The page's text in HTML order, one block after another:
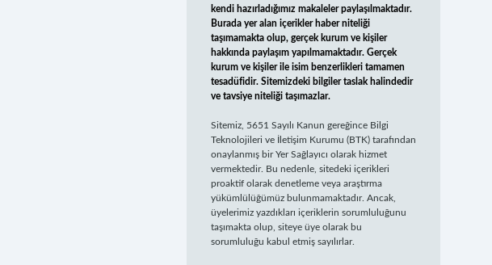
kendi hazırladığımız makaleler paylaşılmaktadır.
Burada yer alan içerikler haber niteliği
taşımamakta olup, gerçek kurum ve kişiler
hakkında paylaşım yapılmamaktadır. Gerçek
kurum ve kişiler ile isim benzerlikleri tamamen
tesadüfidir. Sitemizdeki bilgiler taslak halindedir
ve tavsiye niteliği taşımazlar.
Sitemiz, 5651 Sayılı Kanun gereğince Bilgi
Teknolojileri ve İletişim Kurumu (BTK) tarafından
onaylanmış bir Yer Sağlayıcı olarak hizmet
vermektedir. Bu nedenle, sitedeki içerikleri
proaktif olarak denetleme veya araştırma
yükümlülüğümüz bulunmamaktadır. Ancak,
üyelerimiz yazdıkları içeriklerin sorumluluğunu
taşımakta olup, siteye üye olarak bu
sorumluluğu kabul etmiş sayılırlar.